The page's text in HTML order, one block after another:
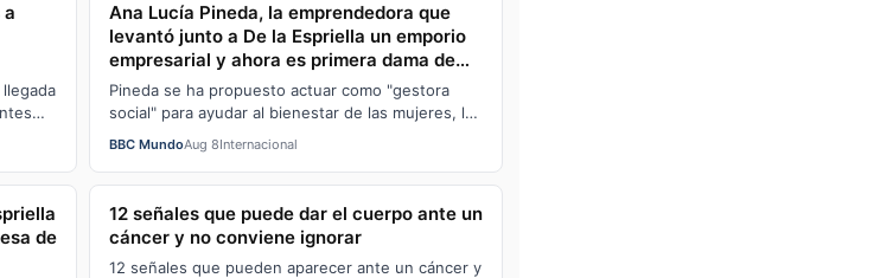
Ana Lucía Pineda, la emprendedora que
levantó junto a De la Espriella un emporio
empresarial y ahora es primera dama de
Colombia
Pineda se ha propuesto actuar como "gestora
social" para ayudar al bienestar de las mujeres, los
BBC MundoAug 8Internacional
de
12 señales que puede dar el cuerpo ante un
cáncer y no conviene ignorar
12 señales que pueden aparecer ante un cáncer y